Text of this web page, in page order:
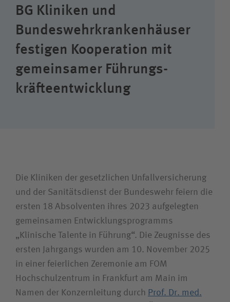
Besucherin/Besucher
Unfallversicherungsträger
Zuweiserin/Zuweiser
Bewerberin/Bewerber
BG Kliniken und
Bundeswehr­kranken­häuser
festigen Kooperation mit
gemeinsamer Führungs­
kräfte­entwicklung
Die Kliniken der gesetzlichen Unfallversicherung
und der Sanitätsdienst der Bundeswehr feiern die
ersten 18 Absolventen ihres 2023 aufgelegten
gemeinsamen Entwicklungsprogramms
„Klinische Talente in Führung“. Die Zeugnisse des
ersten Jahrgangs wurden am 10. November 2025
in einer feierlichen Zeremonie am FOM
Hochschulzentrum in Frankfurt am Main im
Namen der Konzernleitung durch Prof. Dr. med.